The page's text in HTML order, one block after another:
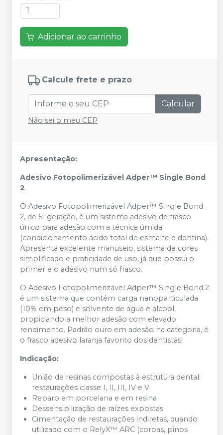
Adicionar ao carrinho
Calcule frete e prazo
Calcular
Não sei o meu CEP
Apresentação:
Adesivo Fotopolimerizável Adper™ Single Bond
2
O Adesivo Fotopolimerizável Adper™ Single Bond
2, de 5ª geração, é um sistema adesivo de frasco
único para adesão com a técnica úmida
(condicionamento ácido total de esmalte e dentina).
Apresenta excelente manuseio, sistema de cores
simplificado e praticidade de uso, já que possui o
primer e o adesivo num só frasco.
O Adesivo Fotopolimerizável Adper™ Single Bond 2
é um sistema que contém carga nanoparticulada
(10% em peso) e solvente de água e álcool,
propiciando a melhor adesão com elevado
rendimento. Padrão ouro em adesão na categoria, é
o frasco adesivo laranja favorito dos dentistas!
Indicação:
União de resinas compostas à estrutura dental:
restaurações classe I, II, III, IV e V
Reparo em porcelana e em resina
Dessensibilização de raízes expostas
Cimentação de restaurações indiretas, quando
utilizado com o RelyX™ ARC (coroas, pinos